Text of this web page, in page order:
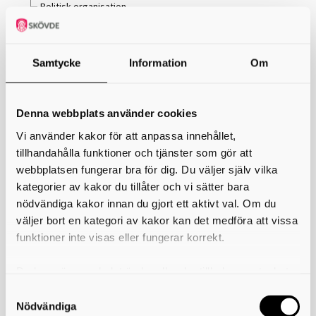
Samtycke Information Om
Denna webbplats använder cookies
Vi använder kakor för att anpassa innehållet,
tillhandahålla funktioner och tjänster som gör att
webbplatsen fungerar bra för dig. Du väljer själv vilka
kategorier av kakor du tillåter och vi sätter bara
nödvändiga kakor innan du gjort ett aktivt val. Om du
väljer bort en kategori av kakor kan det medföra att vissa
funktioner inte visas eller fungerar korrekt.
användning av kakor som du hittar längst ner på sidan
Nödvändiga
Politisk organisation
Anslagstavla
Sammanträdesdagar 2026
Protokoll
Lokala föreskrifter
Installation av värmepumpar
Företag och verksamhet
Avfall
Avfall med producentansvar
Tömma förpackningar
Illegal avfallshantering
Verksamheters farliga avfall
Verksamheters kommunala bioavfall
Solariesalong